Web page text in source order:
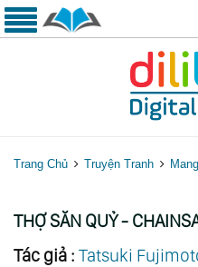
Trang Chủ Truyện Tranh
THỢ SĂN QUỶ -
Tác giả : Tatsuki